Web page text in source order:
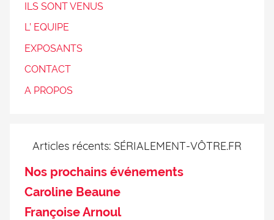
ILS SONT VENUS
L’ EQUIPE
EXPOSANTS
CONTACT
A PROPOS
Articles récents: SÉRIALEMENT-VÔTRE.FR
Nos prochains événements
Caroline Beaune
Françoise Arnoul